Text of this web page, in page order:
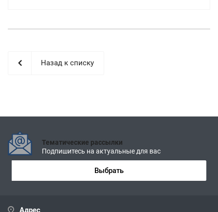
Назад к списку
Тематические рассылки
Подпишитесь на актуальные для вас
Выбрать
Адрес